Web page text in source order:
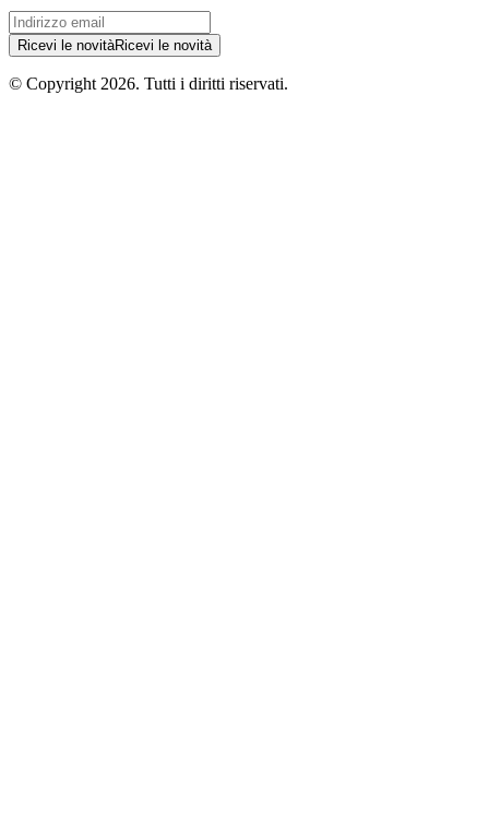
Ricevi le novitàRicevi le novità
© Copyright 2026. Tutti i diritti riservati.